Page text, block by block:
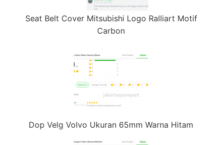
Seat Belt Cover Mitsubishi Logo Ralliart Motif
Carbon
Dop Velg Volvo Ukuran 65mm Warna Hitam